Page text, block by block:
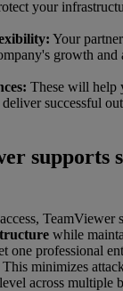
your
Your
growth and
These will help
successful
supports
TeamViewer
while
one professional
minimizes
across multiple